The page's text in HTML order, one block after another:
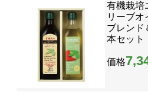
有機栽培
リーブオ
ブレンド
本セット
価格